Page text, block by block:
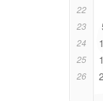
22
23
24
25
26